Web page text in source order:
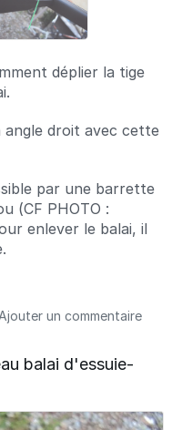
déplier la tige
angle droit avec cette
par une barrette
(CF PHOTO :
enlever le balai, il
Ajouter un commentaire
balai d'essuie-